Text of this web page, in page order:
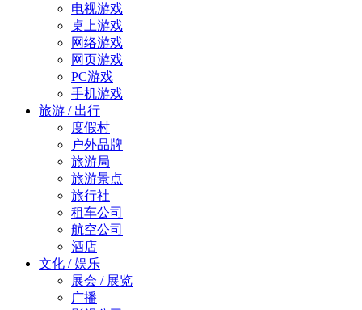
电视游戏
桌上游戏
网络游戏
网页游戏
PC游戏
手机游戏
旅游 / 出行
度假村
户外品牌
旅游局
旅游景点
旅行社
租车公司
航空公司
酒店
文化 / 娱乐
展会 / 展览
广播